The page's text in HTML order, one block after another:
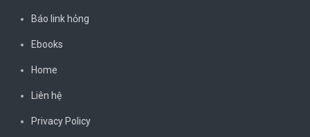
Báo link hỏng
Ebooks
Home
Liên hệ
Privacy Policy